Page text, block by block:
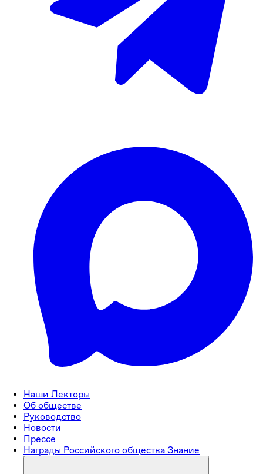
Наши Лекторы
Об обществе
Руководство
Новости
Прессе
Награды Российского общества Знание